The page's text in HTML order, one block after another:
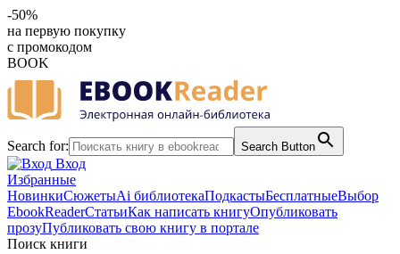
-50%
на первую покупку
с промокодом
BOOK
Search for: Search Button
Вход
Избранные
НовинкиСюжетыAi библиотекаПодкастыБесплатныеВыбор
EbookReaderСтатьиКак написать книгуОпубликовать
прозуПубликовать свою книгу в портале
Поиск книги